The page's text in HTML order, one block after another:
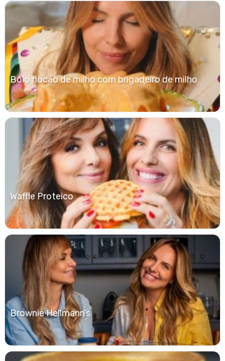
Bolo flocão de milho com brigadeiro de milho
Waffle Proteico
Brownie Hellmann’s